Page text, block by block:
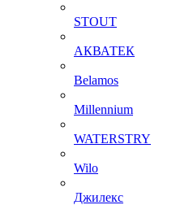
STOUT
АКВАТЕК
Belamos
Millennium
WATERSTRY
Wilo
Джилекс